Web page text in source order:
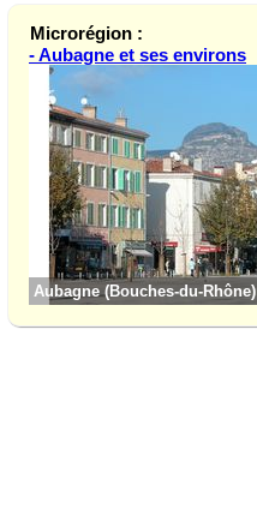
Microrégion :
- Aubagne et ses environs
Aubagne (Bouches-du-Rhône)